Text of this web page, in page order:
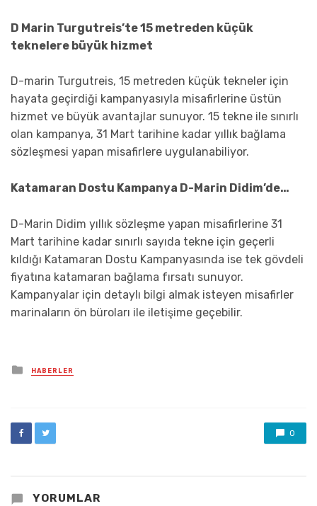
D Marin Turgutreis’te 15 metreden küçük
teknelere büyük hizmet
D-marin Turgutreis, 15 metreden küçük tekneler için
hayata geçirdiği kampanyasıyla misafirlerine üstün
hizmet ve büyük avantajlar sunuyor. 15 tekne ile sınırlı
olan kampanya, 31 Mart tarihine kadar yıllık bağlama
sözleşmesi yapan misafirlere uygulanabiliyor.
Katamaran Dostu Kampanya D-Marin Didim’de…
D-Marin Didim yıllık sözleşme yapan misafirlerine 31
Mart tarihine kadar sınırlı sayıda tekne için geçerli
kıldığı Katamaran Dostu Kampanyasında ise tek gövdeli
fiyatına katamaran bağlama fırsatı sunuyor.
Kampanyalar için detaylı bilgi almak isteyen misafirler
marinaların ön büroları ile iletişime geçebilir.
Posted
in
HABERLER
0
YORUMLAR